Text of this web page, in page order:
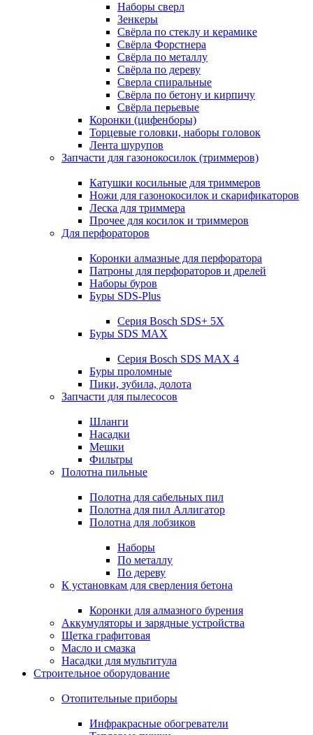
Наборы сверл
Зенкеры
Свёрла по стеклу и керамике
Свёрла Форстнера
Свёрла по металлу
Свёрла по дереву
Сверла спиральные
Свёрла по бетону и кирпичу
Свёрла перьевые
Коронки (цифенборы)
Торцевые головки, наборы головок
Лента шурупов
Запчасти для газонокосилок (триммеров)
Катушки косильные для триммеров
Ножи для газонокосилок и скарификаторов
Леска для триммера
Прочее для косилок и триммеров
Для перфораторов
Коронки алмазные для перфоратора
Патроны для перфораторов и дрелей
Наборы буров
Буры SDS-Plus
Серия Bosch SDS+ 5X
Буры SDS MAX
Серия Bosch SDS MAX 4
Буры проломные
Пики, зубила, долота
Запчасти для пылесосов
Шланги
Насадки
Мешки
Фильтры
Полотна пильные
Полотна для сабельных пил
Полотна для пил Аллигатор
Полотна для лобзиков
Наборы
По металлу
По дереву
К установкам для сверления бетона
Коронки для алмазного бурения
Аккумуляторы и зарядные устройства
Щетка графитовая
Масло и смазка
Насадки для мультитула
Строительное оборудование
Отопительные приборы
Инфракрасные обогреватели